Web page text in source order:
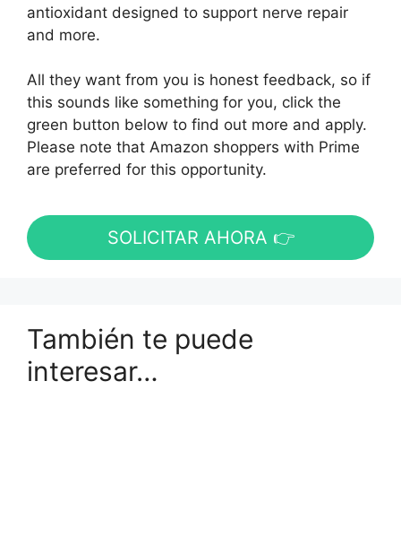
antioxidant designed to support nerve repair
and more.
All they want from you is honest feedback, so if
this sounds like something for you, click the
green button below to find out more and apply.
Please note that Amazon shoppers with Prime
are preferred for this opportunity.
SOLICITAR AHORA 👉
También te puede
interesar…